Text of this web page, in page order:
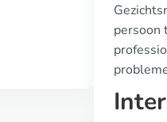
persoon